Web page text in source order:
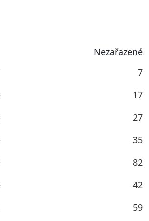
Nezařazené
7
17
27
35
82
42
59